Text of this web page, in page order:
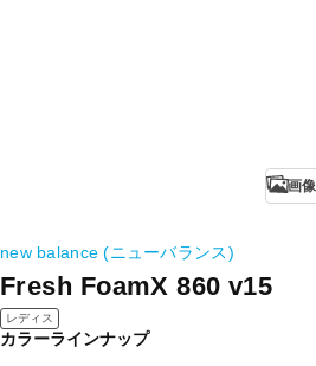
画
new balance (ニューバランス)
Fresh FoamX 860 v15
レディス
カラーラインナップ